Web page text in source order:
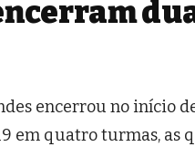
encerrou no início
em quatro turmas, as